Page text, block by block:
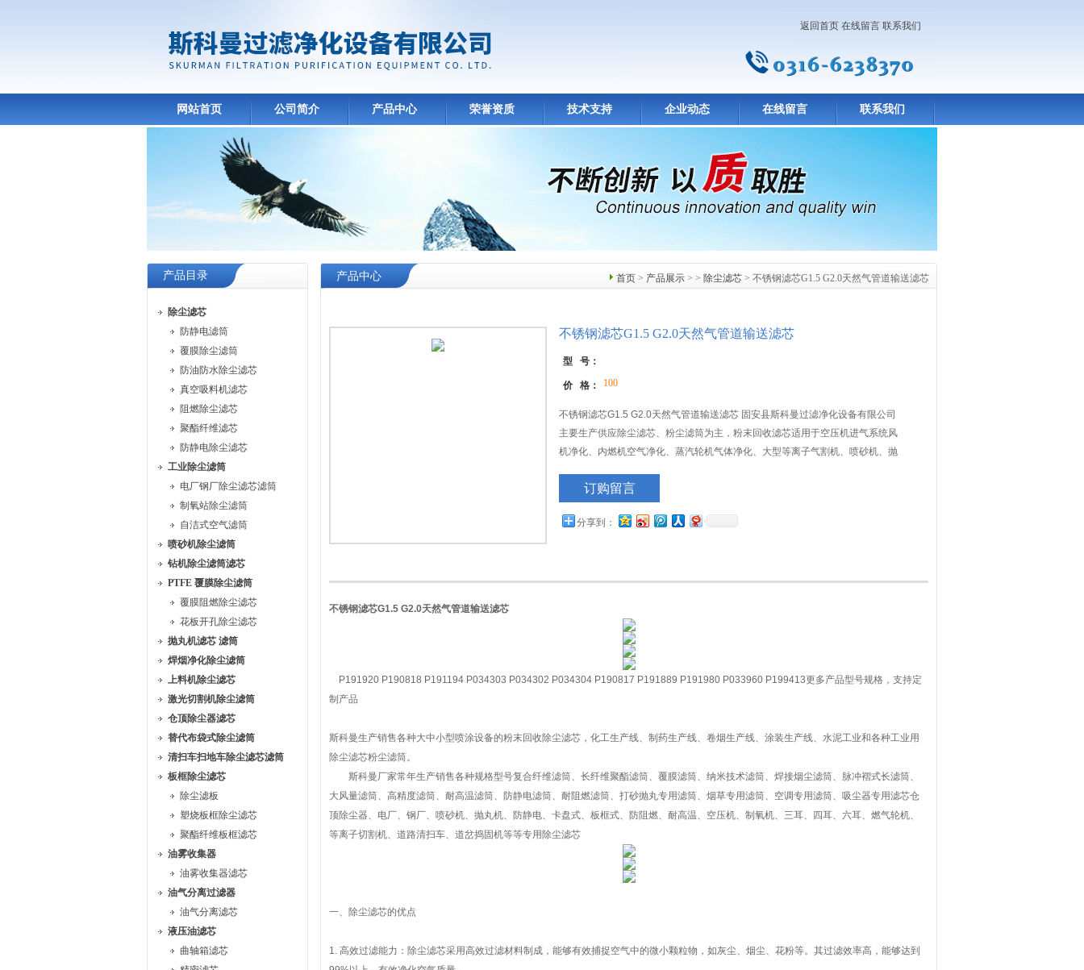
返回首页 在线留言 联系我们
网站首页 公司简介 产品中心 荣誉资质 技术支持 企业动态 在线留言 联系我们
产品目录
除尘滤芯
防静电滤筒
覆膜除尘滤筒
防油防水除尘滤芯
真空吸料机滤芯
阻燃除尘滤芯
聚酯纤维滤芯
防静电除尘滤芯
工业除尘滤筒
电厂钢厂除尘滤芯滤筒
制氧站除尘滤筒
自洁式空气滤筒
喷砂机除尘滤筒
钻机除尘滤筒滤芯
PTFE 覆膜除尘滤筒
覆膜阻燃除尘滤芯
花板开孔除尘滤芯
抛丸机滤芯 滤筒
焊烟净化除尘滤筒
上料机除尘滤芯
激光切割机除尘滤筒
仓顶除尘器滤芯
替代布袋式除尘滤筒
清扫车扫地车除尘滤芯滤筒
板框除尘滤芯
除尘滤板
塑烧板框除尘滤芯
聚酯纤维板框滤芯
油雾收集器
油雾收集器滤芯
油气分离过滤器
油气分离滤芯
液压油滤芯
曲轴箱滤芯
首页 > 产品展示 > > 除尘滤芯 > 不锈钢滤芯G1.5 G2.0天然气管道输送滤芯
产品中心
不锈钢滤芯G1.5 G2.0天然气管道输送滤芯
型 号：
价 格： 100
不锈钢滤芯G1.5 G2.0天然气管道输送滤芯 固安县斯科曼过滤净化设备有限公司
主要生产供应除尘滤芯、粉尘滤筒为主，粉末回收滤芯适用于空压机进气系统风
机净化、内燃机空气净化、蒸汽轮机气体净化、大型等离子气割机、喷砂机、抛
订购留言
分享到：
不锈钢滤芯G1.5 G2.0天然气管道输送滤芯
P191920 P190818 P191194 P034303 P034302 P034304 P190817 P191889 P191980 P033960 P199413更多产品型号规格，支持定
制产品
斯科曼生产销售各种大中小型喷涂设备的粉末回收除尘滤芯，化工生产线、制药生产线、卷烟生产线、涂装生产线、水泥工业和各种工业用
除尘滤芯粉尘滤筒。
斯科曼厂家常年生产销售各种规格型号复合纤维滤筒、长纤维聚酯滤筒、覆膜滤筒、纳米技术滤筒、焊接烟尘滤筒、脉冲褶式长滤筒、
大风量滤筒、高精度滤筒、耐高温滤筒、防静电滤筒、耐阻燃滤筒、打砂抛丸专用滤筒、烟草专用滤筒、空调专用滤筒、吸尘器专用滤芯仓
顶除尘器、电厂、钢厂、喷砂机、抛丸机、防静电、卡盘式、板框式、防阻燃、耐高温、空压机、制氧机、三耳、四耳、六耳、燃气轮机、
等离子切割机、道路清扫车、道岔捣固机等等专用除尘滤芯
一、除尘滤芯的优点
1. 高效过滤能力：除尘滤芯采用高效过滤材料制成，能够有效捕捉空气中的微小颗粒物，如灰尘、烟尘、花粉等。其过滤效率高，能够达到